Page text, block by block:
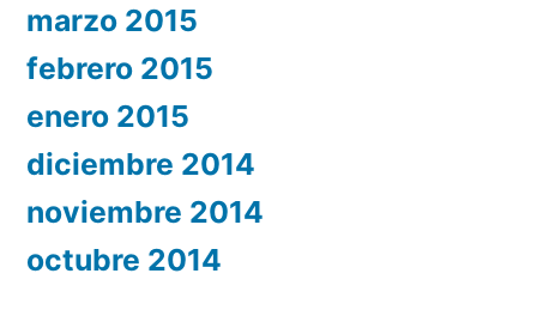
marzo 2015
febrero 2015
enero 2015
diciembre 2014
noviembre 2014
octubre 2014